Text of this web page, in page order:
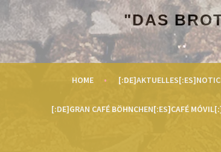
"DAS
HOME
[:DE]GRAN CAFÉ BÖHNCHEN[:ES]CAFÉ